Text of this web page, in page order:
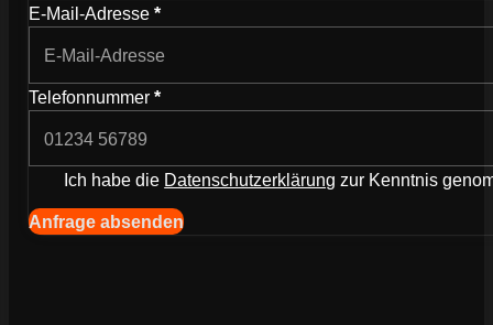
E-Mail-Adresse *
Telefonnummer *
Ich habe die Datenschutzerklärung zur Kenntnis
Anfrage absenden